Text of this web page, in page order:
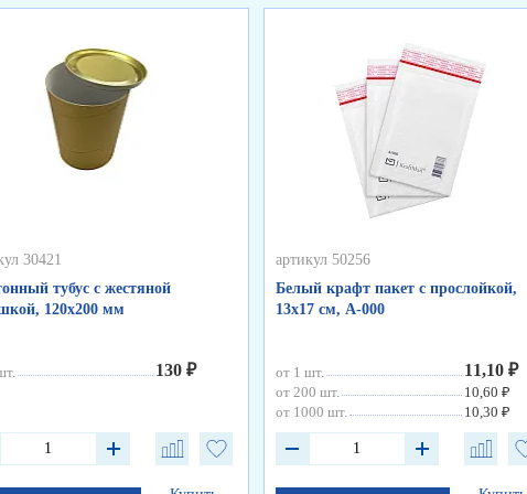
30421
тубус с жестяной
120х200 мм
130 ₽
артикул 50256
Белый крафт пакет с прослойкой,
13х17 см, А-000
от 1 шт. 11,10 ₽
от 200 шт.
10,60 ₽
от 1000 шт.
10,30 ₽